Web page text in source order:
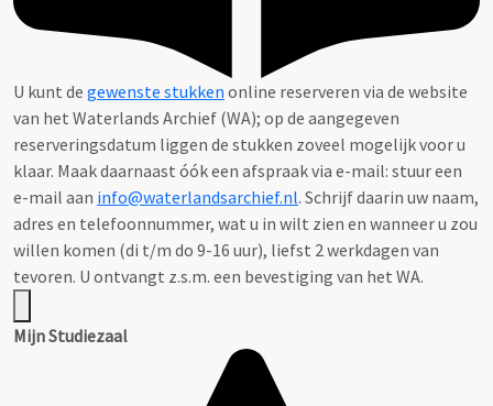
U kunt de gewenste stukken online reserveren via de website
van het Waterlands Archief (WA); op de aangegeven
reserveringsdatum liggen de stukken zoveel mogelijk voor u
klaar. Maak daarnaast óók een afspraak via e-mail: stuur een
e-mail aan info@waterlandsarchief.nl. Schrijf daarin uw naam,
adres en telefoonnummer, wat u in wilt zien en wanneer u zou
willen komen (di t/m do 9-16 uur), liefst 2 werkdagen van
tevoren. U ontvangt z.s.m. een bevestiging van het WA.
Mijn Studiezaal